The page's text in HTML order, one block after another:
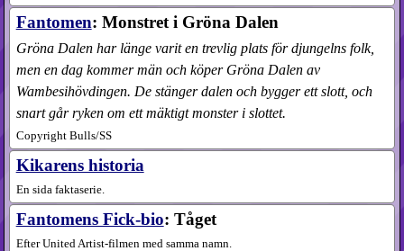
Fantomen: Monstret i Gröna Dalen
Gröna Dalen har länge varit en trevlig plats för djungelns folk,
men en dag kommer män och köper Gröna Dalen av
Wambesihövdingen. De stänger dalen och bygger ett slott, och
snart går ryken om ett mäktigt monster i slottet.
Copyright Bulls/SS
Kikarens historia
En sida faktaserie.
Fantomens Fick-bio: Tåget
Efter United Artist-filmen med samma namn.